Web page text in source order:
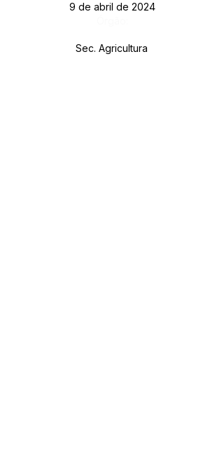
9 de abril de 2024
Sec. Agricultura